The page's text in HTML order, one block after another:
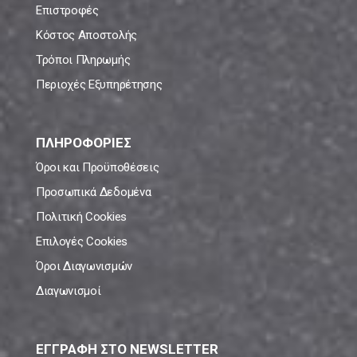
Επιστροφές
Κόστος Αποστολής
Τρόποι Πληρωμής
Περιοχές Εξυπηρέτησης
ΠΛΗΡΟΦΟΡΙΕΣ
Όροι και Προϋποθέσεις
Προσωπικά Δεδομένα
Πολιτική Cookies
Επιλογές Cookies
Όροι Διαγωνισμών
Διαγωνισμοί
ΕΓΓΡΑΦΗ ΣΤΟ NEWSLETTER